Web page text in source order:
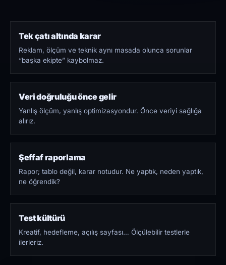
Tek çatı altında karar
Reklam, ölçüm ve teknik aynı masada olunca sorunlar
“başka ekipte” kaybolmaz.
Veri doğruluğu önce gelir
Yanlış ölçüm, yanlış optimizasyondur. Önce veriyi sağlığa
alırız.
Şeffaf raporlama
Rapor; tablo değil, karar notudur. Ne yaptık, neden yaptık,
ne öğrendik?
Test kültürü
Kreatif, hedefleme, açılış sayfası… Ölçülebilir testlerle
ilerleriz.